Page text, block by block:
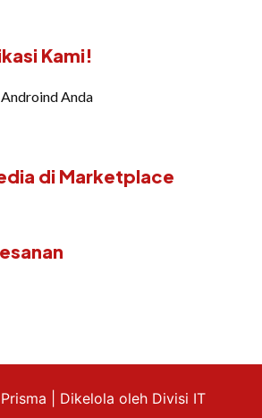
Kami!
Anda
di Marketplace
| Dikelola oleh Divisi IT